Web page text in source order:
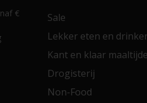
€
Sale
Lekker eten en
Kant en klaar
Drogisterij
Non-Food